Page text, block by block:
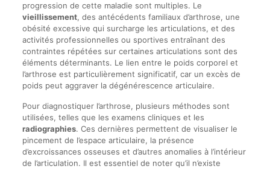
progression de cette maladie sont multiples. Le
vieillissement, des antécédents familiaux d’arthrose, une
obésité excessive qui surcharge les articulations, et des
activités professionnelles ou sportives entraînant des
contraintes répétées sur certaines articulations sont des
éléments déterminants. Le lien entre le poids corporel et
l’arthrose est particulièrement significatif, car un excès de
poids peut aggraver la dégénérescence articulaire.
Pour diagnostiquer l’arthrose, plusieurs méthodes sont
utilisées, telles que les examens cliniques et les
radiographies. Ces dernières permettent de visualiser le
pincement de l’espace articulaire, la présence
d’excroissances osseuses et d’autres anomalies à l’intérieur
de l’articulation. Il est essentiel de noter qu’il n’existe